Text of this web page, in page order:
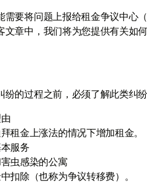
需要将问题上报给租金争议中心
章中，我们将为您提供有关如
的过程之前，必须了解此类纠
租金上涨法的情况下增加租金。
服务
虫感染的公寓
扣除（也称为争议转移费）。